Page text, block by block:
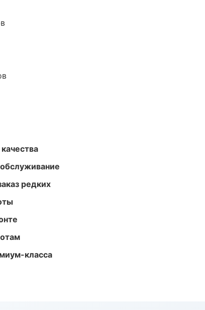
редких
класса